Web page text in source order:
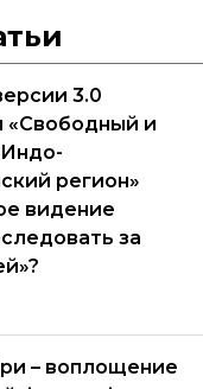
3.0
«Свободный и
регион»
видение
за
– воплощение